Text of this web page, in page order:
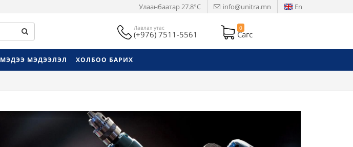
Улаанбаатар27.8°C info@unitra.mn En
Лавлах утас
(+976) 7511-5561
0
Сагс
МЭДЭЭ МЭДЭЭЛЭЛ ХОЛБОО БАРИХ